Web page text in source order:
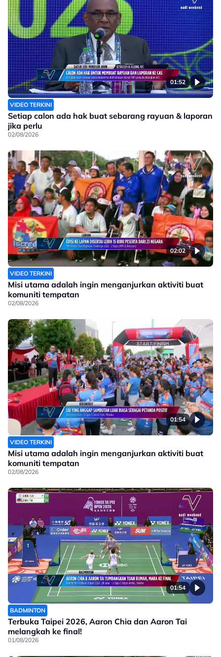
01:52
VIDEO TERKINI
Setiap calon ada hak buat sebarang rayuan & laporan
jika perlu
02/08/2026
02:02
VIDEO TERKINI
Misi utama adalah ingin menganjurkan aktiviti buat
komuniti tempatan
02/08/2026
01:54
VIDEO TERKINI
Misi utama adalah ingin menganjurkan aktiviti buat
komuniti tempatan
02/08/2026
01:54
BADMINTON
Terbuka Taipei 2026, Aaron Chia dan Aaron Tai
melangkah ke final!
01/08/2026